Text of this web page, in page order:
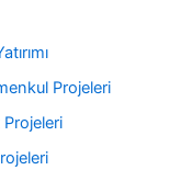
Projeleri